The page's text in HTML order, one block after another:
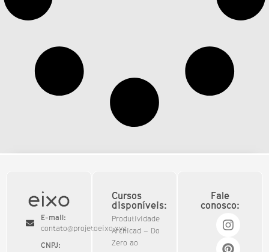
E-mail:
contato@projetoeixo.xyz
CNPJ:
Cursos
disponíveis:
Produtividade
Archicad – Do
Zero ao
Fale
conosco: